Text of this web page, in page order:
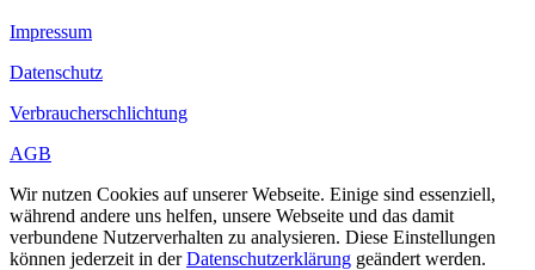
Impressum
Datenschutz
Verbraucherschlichtung
AGB
Wir nutzen Cookies auf unserer Webseite. Einige sind essenziell,
während andere uns helfen, unsere Webseite und das damit
verbundene Nutzerverhalten zu analysieren. Diese Einstellungen
können jederzeit in derDatenschutzerklärung geändert werden.